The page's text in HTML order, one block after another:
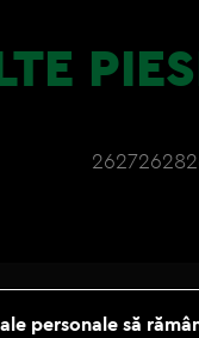
26272628
personale să